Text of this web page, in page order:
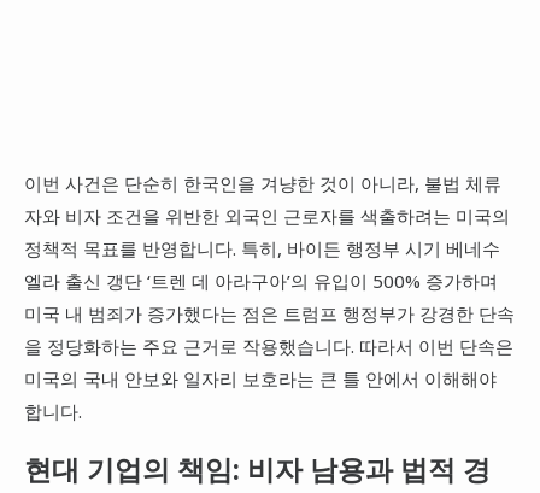
이번 사건은 단순히 한국인을 겨냥한 것이 아니라, 불법 체류
자와 비자 조건을 위반한 외국인 근로자를 색출하려는 미국의
정책적 목표를 반영합니다. 특히, 바이든 행정부 시기 베네수
엘라 출신 갱단 ‘트렌 데 아라구아’의 유입이 500% 증가하며
미국 내 범죄가 증가했다는 점은 트럼프 행정부가 강경한 단속
을 정당화하는 주요 근거로 작용했습니다. 따라서 이번 단속은
미국의 국내 안보와 일자리 보호라는 큰 틀 안에서 이해해야
합니다.
현대 기업의 책임: 비자 남용과 법적 경